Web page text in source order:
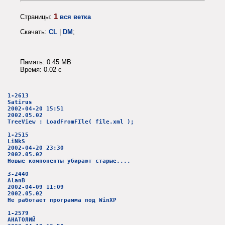
Страницы: 1 вся ветка
Скачать: CL | DM;
Память: 0.45 MB
Время: 0.02 c
1-2613
Satirus
2002-04-20 15:51
2002.05.02
TreeView : LoadFromFIle( file.xml );
1-2515
LiNkS
2002-04-20 23:30
2002.05.02
Новые компоненты убирают старые....
3-2440
AlanB
2002-04-09 11:09
2002.05.02
Не работает программа под WinXP
1-2579
АНАТОЛИЙ